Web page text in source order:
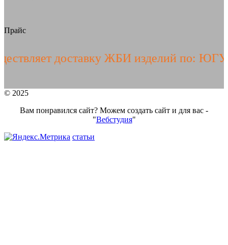
Прайс
доставку ЖБИ изделий по: ЮГУ РФ,
© 2025
Вам понравился сайт? Можем создать сайт и для вас -
"Вебстудия"
статьи